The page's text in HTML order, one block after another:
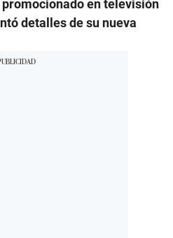
promocionado en televisión
detalles de su nueva